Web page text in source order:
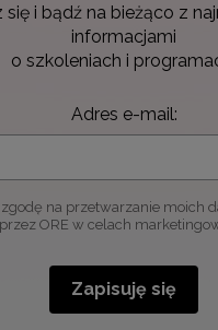
się i bądź na bieżąco z
informacjami
o szkoleniach i
Adres e-mail:
na przetwarzanie moich
przez ORE w celach
Zapisuję się